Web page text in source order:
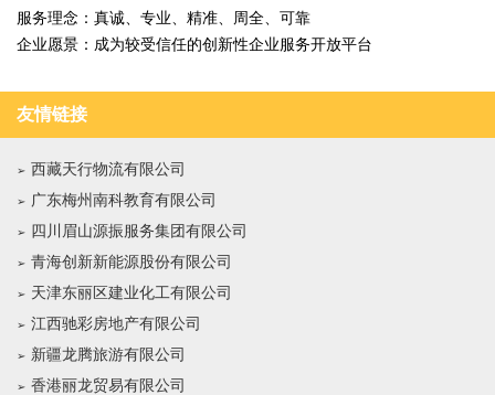
服务理念：真诚、专业、精准、周全、可靠
企业愿景：成为较受信任的创新性企业服务开放平台
友情链接
西藏天行物流有限公司
广东梅州南科教育有限公司
四川眉山源振服务集团有限公司
青海创新新能源股份有限公司
天津东丽区建业化工有限公司
江西驰彩房地产有限公司
新疆龙腾旅游有限公司
香港丽龙贸易有限公司